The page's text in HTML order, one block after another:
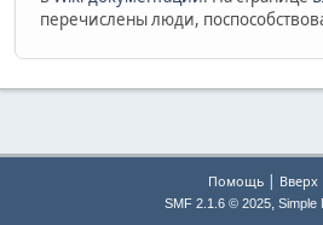
перечислены люди,
Помощь|
SMF 2.1.6 © 2025, Simple